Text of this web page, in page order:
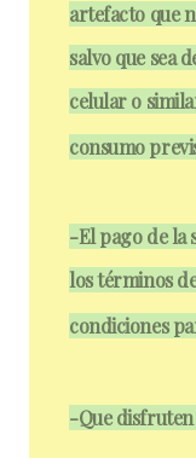
artefacto que
salvo que sea
celular o
consumo
-El pago de la
los términos
condiciones
-Que disfruten